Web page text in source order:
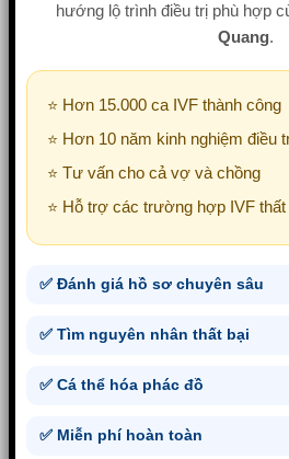
hướng lộ trình điều trị phù hợp
Quang.
⭐ Hơn 15.000 ca IVF thành công
⭐ Hơn 10 năm kinh nghiệm điều
⭐ Tư vấn cho cả vợ và chồng
⭐ Hỗ trợ các trường hợp IVF thất
✅ Đánh giá hồ sơ chuyên sâu
✅ Tìm nguyên nhân thất bại
✅ Cá thể hóa phác đồ
✅ Miễn phí hoàn toàn